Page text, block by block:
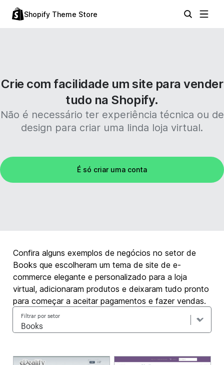
Shopify Theme Store
Crie com facilidade um site para vender
tudo na Shopify.
Não é necessário ter experiência técnica ou de
design para criar uma linda loja virtual.
É só criar uma conta
Confira alguns exemplos de negócios no setor de
Books que escolheram um tema de site de e-
commerce elegante e personalizado para a loja
virtual, adicionaram produtos e deixaram tudo pronto
para começar a aceitar pagamentos e fazer vendas.
Filtrar por setor